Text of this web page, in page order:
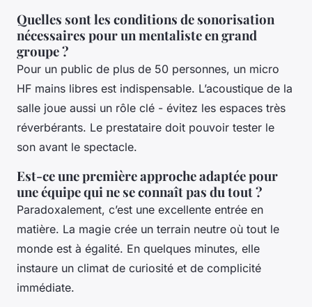
Quelles sont les conditions de sonorisation
nécessaires pour un mentaliste en grand
groupe ?
Pour un public de plus de 50 personnes, un micro
HF mains libres est indispensable. L’acoustique de la
salle joue aussi un rôle clé - évitez les espaces très
réverbérants. Le prestataire doit pouvoir tester le
son avant le spectacle.
Est-ce une première approche adaptée pour
une équipe qui ne se connaît pas du tout ?
Paradoxalement, c’est une excellente entrée en
matière. La magie crée un terrain neutre où tout le
monde est à égalité. En quelques minutes, elle
instaure un climat de curiosité et de complicité
immédiate.